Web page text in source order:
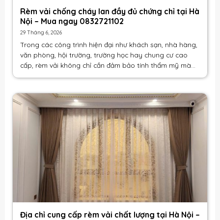
Rèm vải chống cháy lan đầy đủ chứng chỉ tại Hà
Nội – Mua ngay 0832721102
29 Tháng 6, 2026
Trong các công trình hiện đại như khách sạn, nhà hàng,
văn phòng, hội trường, trường học hay chung cư cao
cấp, rèm vải không chỉ cần đảm bảo tính thẩm mỹ mà
Địa chỉ cung cấp rèm vải chất lượng tại Hà Nội –